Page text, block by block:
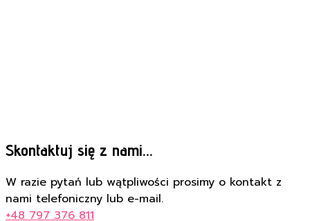
Skontaktuj się z nami...
W razie pytań lub wątpliwości prosimy o kontakt z
nami telefoniczny lub e-mail.
+48 797 376 811